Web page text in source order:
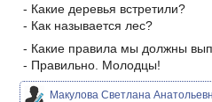
- Какие деревья встретили?
- Как называется лес?
- Какие правила мы должны
- Правильно. Молодцы!
Макулова Светлана